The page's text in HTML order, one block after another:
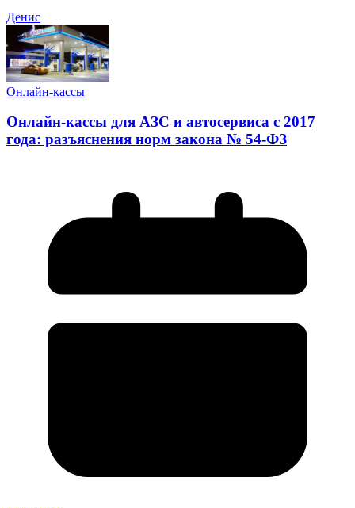
Денис
Онлайн-кассы
Онлайн-кассы для АЗС и автосервиса с 2017
года: разъяснения норм закона № 54-ФЗ